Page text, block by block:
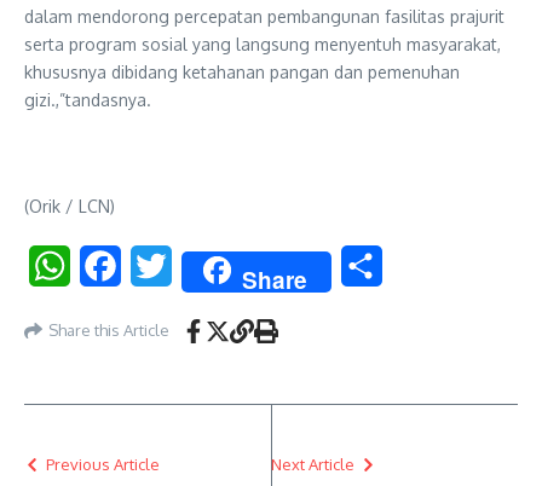
dalam mendorong percepatan pembangunan fasilitas prajurit
serta program sosial yang langsung menyentuh masyarakat,
khususnya dibidang ketahanan pangan dan pemenuhan
gizi.,”tandasnya.
(Orik / LCN)
WhatsAppFacebookTwitter Share
Share this Article
Previous Article Next Article